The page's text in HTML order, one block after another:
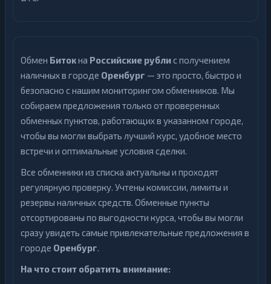
Обмен Битокна Российские рублис получением
наличных в городе Оренбург — это просто, быстро и
безопасно с нашим мониторингом обменников. Мы
собираем предложения только от проверенных
обменных пунктов, работающих в указанном городе,
чтобы вы могли выбрать лучший курс, удобное место
встречи и оптимальные условия сделки.
Все обменники из списка актуальны и проходят
регулярную проверку. Учтены комиссии, лимиты и
резервы наличных средств. Обменные пункты
отсортированы по выгодности курса, чтобы вы могли
сразу увидеть самые привлекательные предложения в
городе Оренбург.
На что стоит обратить внимание: